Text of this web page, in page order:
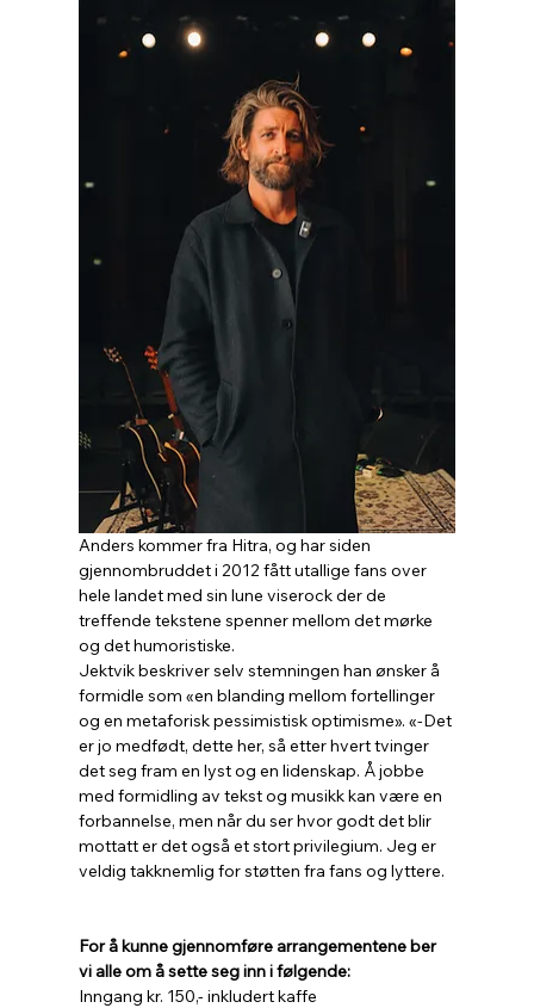
Anders kommer fra Hitra, og har siden
gjennombruddet i 2012 fått utallige fans over
hele landet med sin lune viserock der de
treffende tekstene spenner mellom det mørke
og det humoristiske.
Jektvik beskriver selv stemningen han ønsker å
formidle som «en blanding mellom fortellinger
og en metaforisk pessimistisk optimisme». «-Det
er jo medfødt, dette her, så etter hvert tvinger
det seg fram en lyst og en lidenskap. Å jobbe
med formidling av tekst og musikk kan være en
forbannelse, men når du ser hvor godt det blir
mottatt er det også et stort privilegium. Jeg er
veldig takknemlig for støtten fra fans og lyttere.
For å kunne gjennomføre arrangementene ber
vi alle om å sette seg inn i følgende:
Inngang kr. 150,- inkludert kaffe